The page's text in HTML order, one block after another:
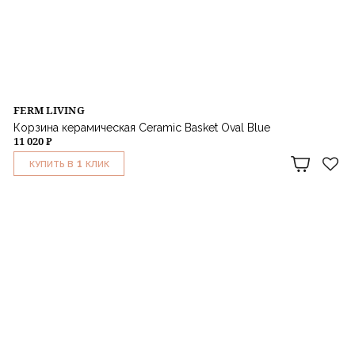
FERM LIVING
Корзина керамическая Ceramic Basket Oval Blue
11 020 ₽
КУПИТЬ В 1 КЛИК